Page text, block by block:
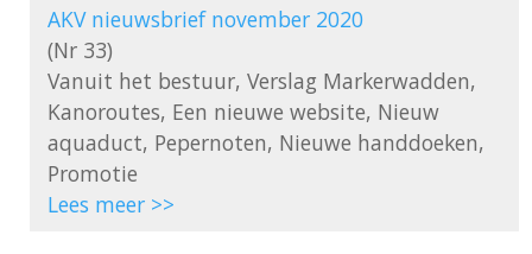
AKV nieuwsbrief november 2020
(Nr 33)
Vanuit het bestuur, Verslag Markerwadden,
Kanoroutes, Een nieuwe website, Nieuw
aquaduct, Pepernoten, Nieuwe handdoeken,
Lees meer >>